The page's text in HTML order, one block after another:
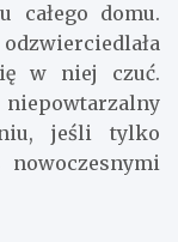
całego domu.
w niej czuć.
jeśli tylko